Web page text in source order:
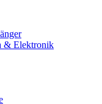
& Elektronik